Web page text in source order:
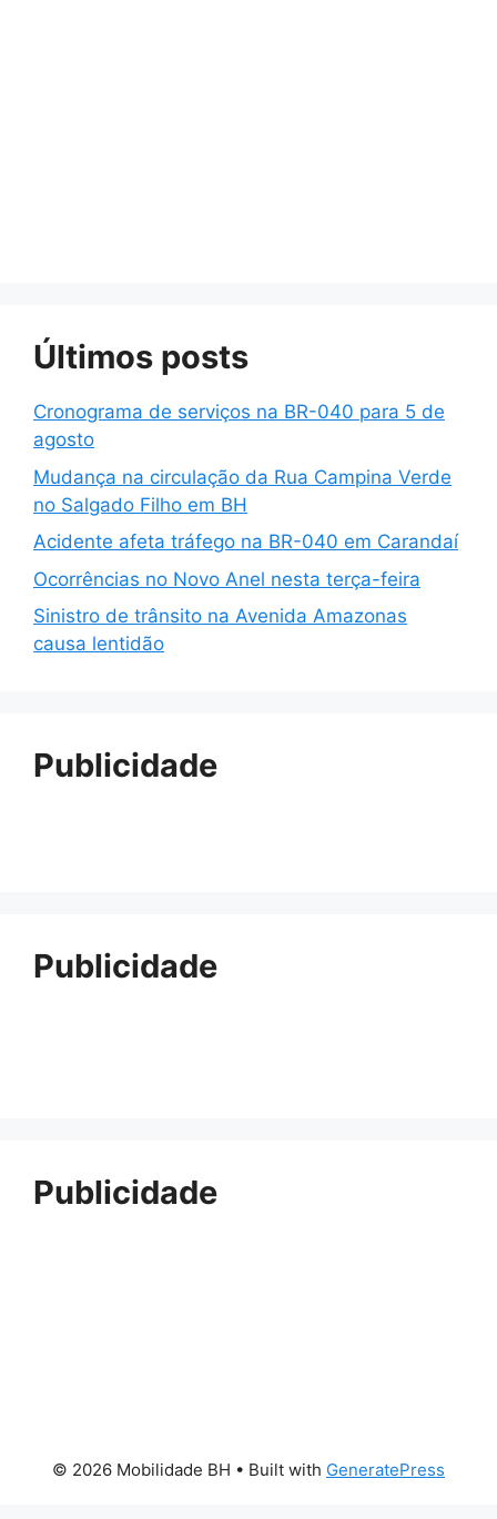
Últimos posts
Cronograma de serviços na BR-040 para 5 de
agosto
Mudança na circulação da Rua Campina Verde
no Salgado Filho em BH
Acidente afeta tráfego na BR-040 em Carandaí
Ocorrências no Novo Anel nesta terça-feira
Sinistro de trânsito na Avenida Amazonas
causa lentidão
Publicidade
Publicidade
Publicidade
© 2026 Mobilidade BH • Built with GeneratePress